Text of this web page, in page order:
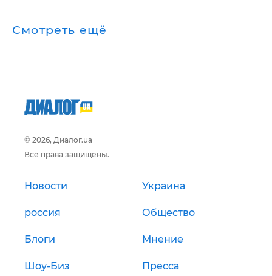
Смотреть ещё
© 2026, Диалог.ua
Все права защищены.
Новости Украина
россия Общество
Блоги Мнение
Шоу-Биз Пресса